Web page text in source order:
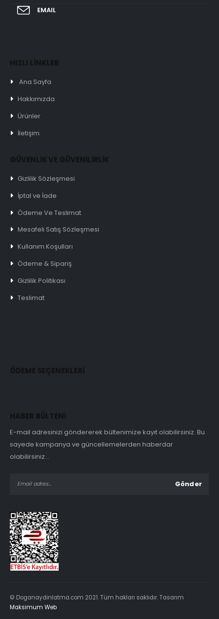
EMAIL
HIZLI LİNKLER
Ana Sayfa
Hakkımızda
Ürünler
İletişim
GÜVENLİK VE GÜVENİLİRLİK
Gizlilik Sözleşmesi
İptal ve İade
Ödeme Ve Teslimat
Mesafeli Satış Sözleşmesi
Kullanım Koşulları
Ödeme & Sipariş
Gizlilik Politikası
Teslimat
ÖDEME SEÇENEKLERİ
HABER BÜLTENİ
E-mail adresinizi göndererek bültenimize kayıt olabilirsiniz. Bu
sayede kampanya ve güncellemelerden haberdar
olabilirsiniz...
© Doganaydinlatma.com 2021. Tüm hakları saklıdır. Tasarım
Maksimum Web